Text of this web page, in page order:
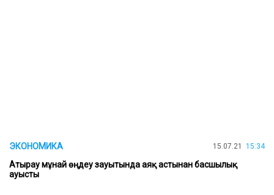
ЭКОНОМИКА 15.07.21 15:34
Атырау мұнай өңдеу зауытында аяқ астынан басшылық
ауысты